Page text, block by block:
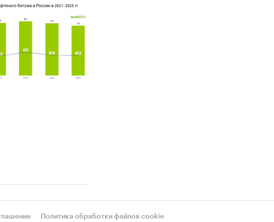
как «Вопросы
и многих
применяются
и в текущей
может быть
Политика обработки файлов cookie